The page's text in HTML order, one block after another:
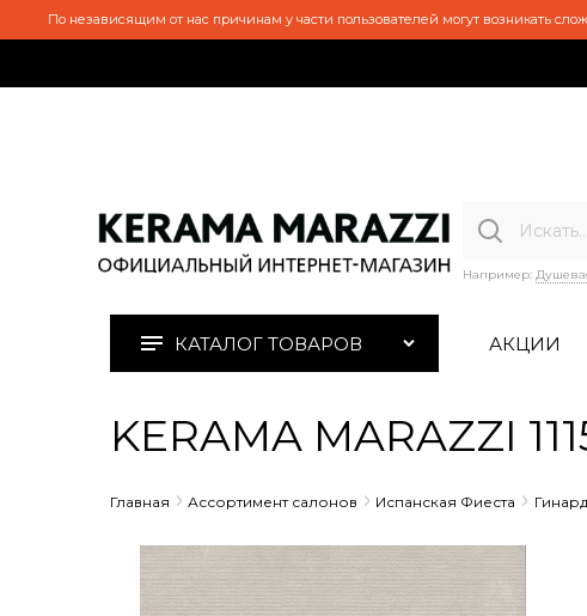
По независящим от нас причинам у части пользователей могут возникать
Например:
КАТАЛОГ ТОВАРОВ АКЦИИ
KERAMA MARAZZI
Главная Ассортимент салонов Испанская Фиеста